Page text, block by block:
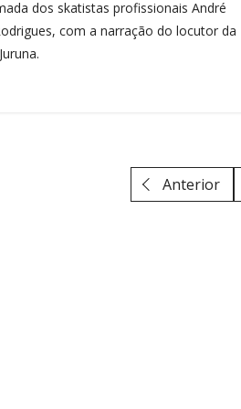
dos skatistas profissionais André
com a narração do locutor da
Anterior